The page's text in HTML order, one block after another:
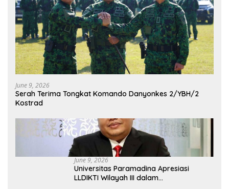
June 9, 2026
Serah Terima Tongkat Komando Danyonkes 2/YBH/2
Kostrad
June 9, 2026
Universitas Paramadina Apresiasi
LLDIKTI Wilayah III dalam